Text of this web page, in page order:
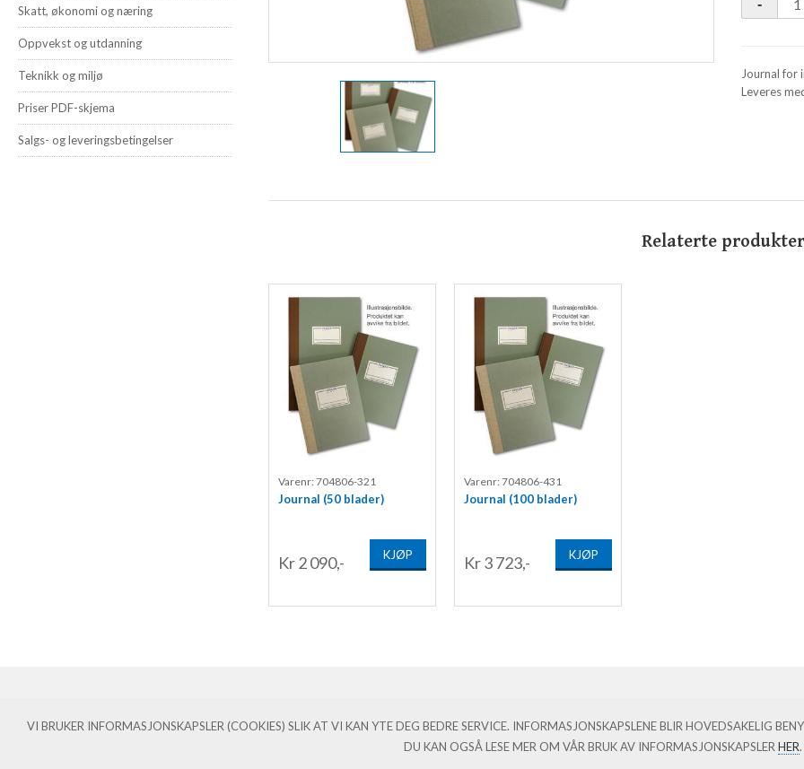
VI BRUKER INFORMASJONSKAPSLER (COOKIES) SLIK AT VI KAN YTE DEG BEDRE SERVICE. INFORMASJONSKAPSLENE BLIR HOVEDSAKELIG
DU KAN OGSÅ LESE MER OM VÅR BRUK AV INFORMASJONSKAPSLER HER.
Skatt, økonomi og næring
Oppvekst og utdanning
Teknikk og miljø
Priser PDF-skjema
Salgs- og leveringsbetingelser
Journal for
Leveres
Relaterte
Varenr: 704806-321
Journal (50 blader)
Kr 2 090,- KJØP
Varenr: 704806-431
Journal (100 blader)
Kr 3 723,- KJØP